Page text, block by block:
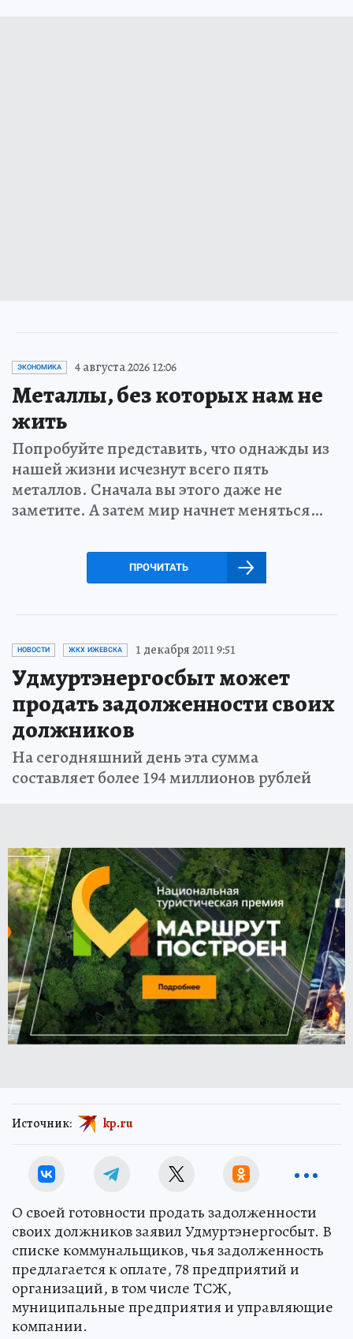
ЭКОНОМИКА 4 августа 2026 12:06
Металлы, без которых нам не
жить
Попробуйте представить, что однажды из
нашей жизни исчезнут всего пять
металлов. Сначала вы этого даже не
заметите. А затем мир начнет меняться…
ПРОЧИТАТЬ
НОВОСТИ ЖКХ ИЖЕВСКА 1 декабря 2011 9:51
Удмуртэнергосбыт может
продать задолженности своих
должников
На сегодняшний день эта сумма
составляет более 194 миллионов рублей
Источник: kp.ru
О своей готовности продать задолженности
своих должников заявил Удмуртэнергосбыт. В
списке коммунальщиков, чья задолженность
предлагается к оплате, 78 предприятий и
организаций, в том числе ТСЖ,
муниципальные предприятия и управляющие
компании.